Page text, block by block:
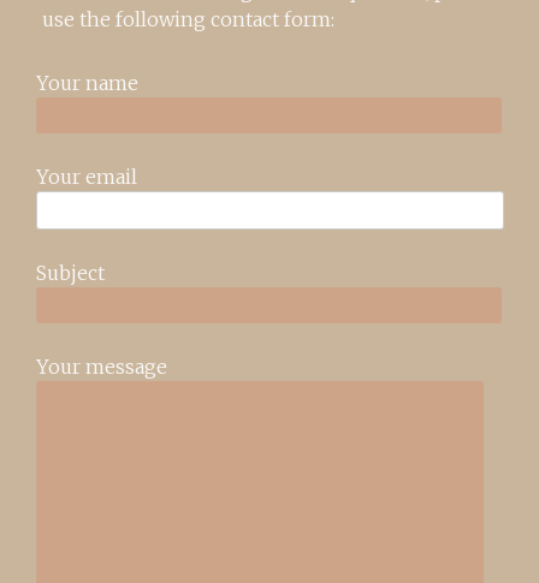
use the following contact form:
Your name
Your email
Subject
Your message